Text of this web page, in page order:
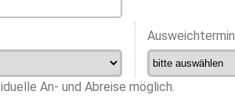
Ausweichtermin
An- und Abreise möglich.